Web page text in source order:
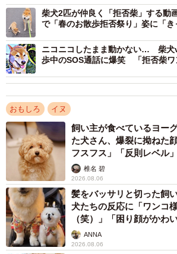
お散歩中、にこにこ笑顔になるじぇいたろうく
ろうさん）
飼い主のじぇいたろうさん（
の日は天候が不安定だったといいます。
「今にも小雨が降りそうでしたが、散
じぇいたろうはノリノリに。ハーネス
せてくれたんです」
これは楽しい夜散歩になりそう――。早
くんと飼い主さんは玄関を出ました。
までのノリの良さはどこへやら。突然、
柴犬2匹が仲良く「拒否柴」する
で「春のお散歩拒否祭り」姿に「
ニコニコしたまま動かない… 柴犬
歩中のSOS通話に爆笑 「拒否柴ワ
おもしろ イヌ
飼い主が食べているヨー
た犬さん、爆裂に拗ねた
フスフス」「反則レベル」
椎名 碧
2026.08.06
髪をバッサリと切った飼
犬たちの反応に「ワンコ
（笑）」「困り顔がかわい
ANNA
2026.08.06